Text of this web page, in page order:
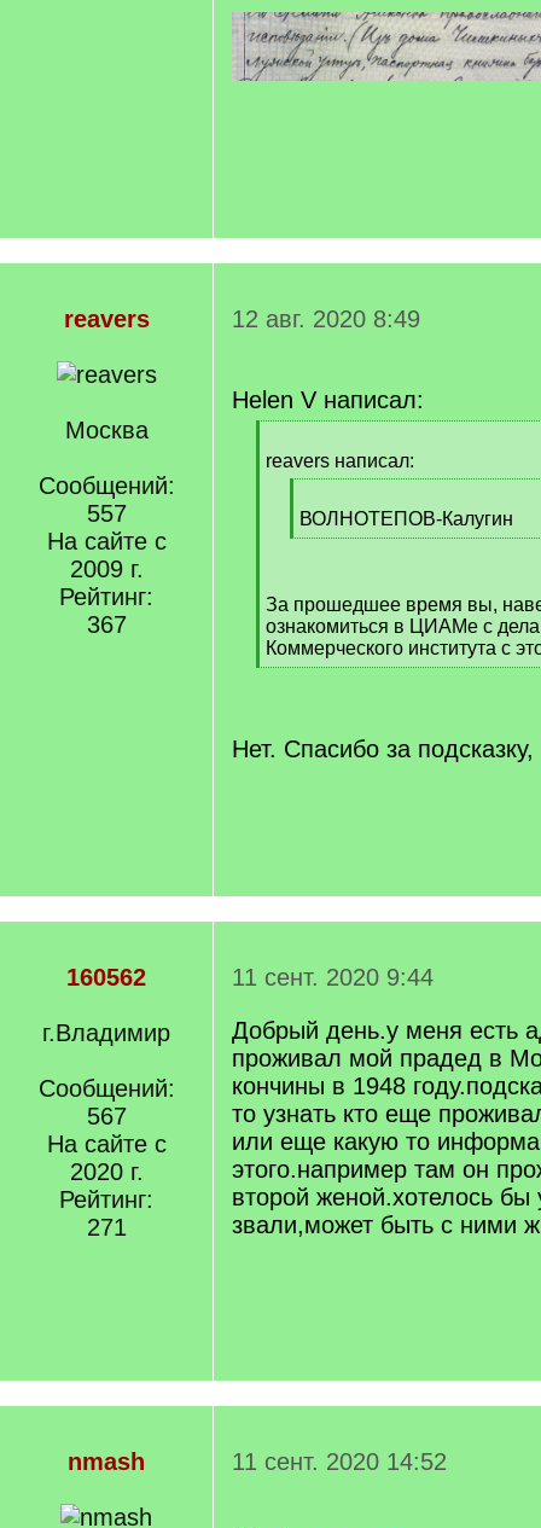
reavers
Москва
Сообщений:
557
На сайте с
2009 г.
Рейтинг:
367
12 авг. 2020 8:49
Helen V написал:
q
reavers написал:
q
]
ВОЛНОТЕПОВ-Калугин
[
]
За прошедшее время вы,
ознакомиться в ЦИАМе с
Коммерческого института с
[
Нет. Спасибо за
160562
г.Владимир
Сообщений:
567
На сайте с
2020 г.
Рейтинг:
271
11 сент. 2020 9:44
Добрый день.у меня есть
проживал мой прадед в
кончины в 1948
то узнать кто еще
или еще какую то
этого.например там он
второй женой.хотелось бы
звали,может быть с ними
nmash 11 сент. 2020 14:52